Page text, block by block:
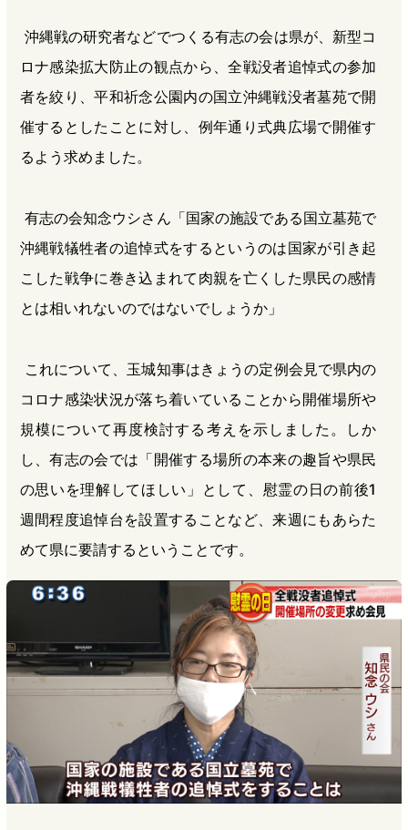
沖縄戦の研究者などでつくる有志の会は県が、新型コ
ロナ感染拡大防止の観点から、全戦没者追悼式の参加
者を絞り、平和祈念公園内の国立沖縄戦没者墓苑で開
催するとしたことに対し、例年通り式典広場で開催す
るよう求めました。
有志の会知念ウシさん「国家の施設である国立墓苑で
沖縄戦犠牲者の追悼式をするというのは国家が引き起
こした戦争に巻き込まれて肉親を亡くした県民の感情
とは相いれないのではないでしょうか」
これについて、玉城知事はきょうの定例会見で県内の
コロナ感染状況が落ち着いていることから開催場所や
規模について再度検討する考えを示しました。しか
し、有志の会では「開催する場所の本来の趣旨や県民
の思いを理解してほしい」として、慰霊の日の前後1
週間程度追悼台を設置することなど、来週にもあらた
めて県に要請するということです。